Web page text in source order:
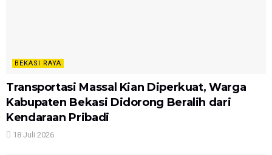
BEKASI RAYA
Transportasi Massal Kian Diperkuat, Warga
Kabupaten Bekasi Didorong Beralih dari
Kendaraan Pribadi
18 Juli 2026